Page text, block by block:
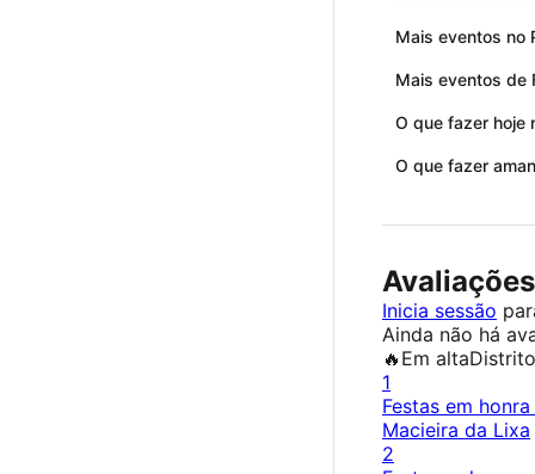
Mais eventos no
Mais eventos de
O que fazer hoje
O que fazer
Avaliações
Inicia sessão
Ainda não há
🔥 Em alta
1
Festas em
Macieira da Lixa
2